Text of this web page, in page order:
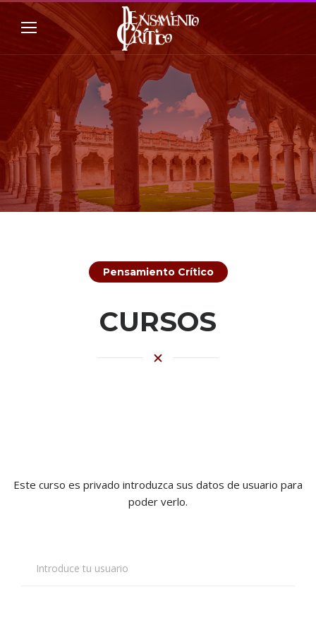
Pensamiento Crítico
CURSOS
Este curso es privado introduzca sus datos de usuario para
poder verlo.
Introduce tu usuario